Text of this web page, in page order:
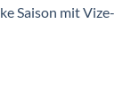
Saison mit Vize-